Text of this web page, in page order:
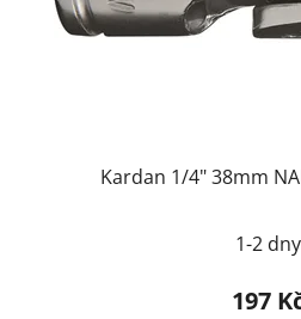
Kardan 1/4" 38mm
1-2 dny
197